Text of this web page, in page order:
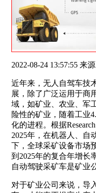
2022-08-24 13:57:55 来
近年来，无人自驾车技
展，除了广泛运用于商
域，如矿业、农业、军
险性的矿业，随着工业
化的进程。根据
2025年，在机器人、自
下，全球采矿设备市场
到2025年的复合年增长
自动驾驶采矿车是矿业
对于矿业公司来说，导